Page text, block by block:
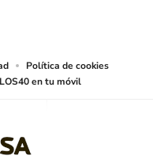
Política de cookies
LOS40 en tu móvil